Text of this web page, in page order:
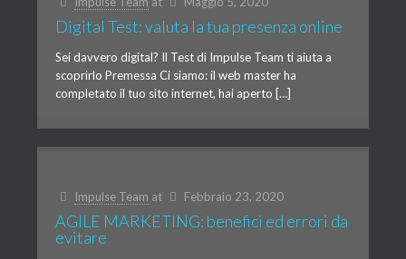
Digital Test: valuta la tua presenza online
Sei davvero digital? Il Test di Impulse Team ti aiuta a
scoprirlo Premessa Ci siamo: il web master ha
completato il tuo sito internet, hai aperto […]
Impulse Team at Febbraio 23, 2020
AGILE MARKETING: benefici ed errori da
evitare